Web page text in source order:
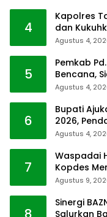
4
Kapolres
dan
Agustus 4,
5
Pemkab
Bencana,
Agustus 4,
6
Bupati
2026,
Agustus 4,
7
Waspadai
Kopdes
Usaha
Agustus 9,
Sinergi
Salurkan